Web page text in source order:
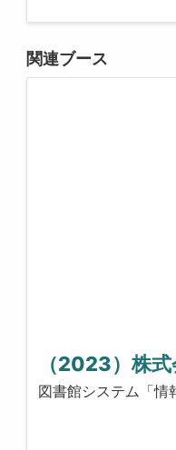
関連ブース
（2023）株
図書館システム「情